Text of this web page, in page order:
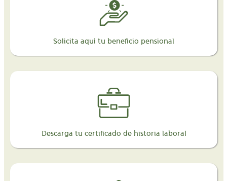
Solicita aquí tu beneficio pensional
Descarga tu certificado de historia laboral